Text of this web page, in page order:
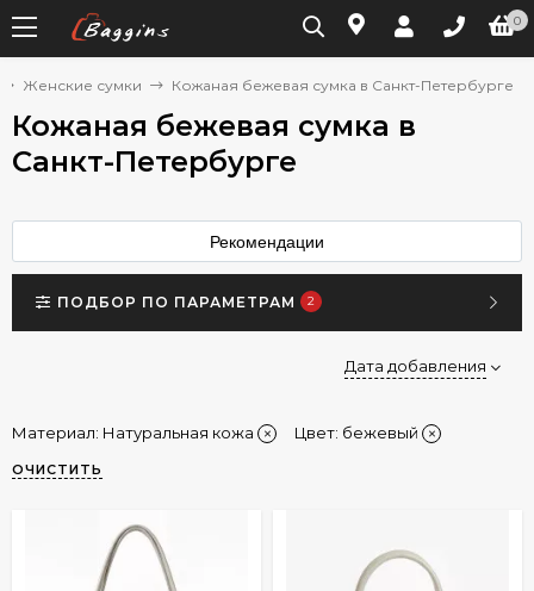
0
Женские сумки Кожаная бежевая сумка в Санкт-Петербурге
Кожаная бежевая сумка в
Санкт-Петербурге
Рекомендации
ПОДБОР ПО ПАРАМЕТРАМ 2
Дата добавления
Материал: Натуральная кожа Цвет: бежевый
ОЧИСТИТЬ